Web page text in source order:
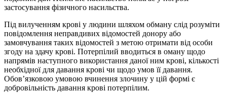
застосування фізичного насильства.
Під вилученням крові у людини шляхом обману слід розуміти
повідомлення неправдивих відомостей донору або
замовчування таких відомостей з метою отримати від особи
згоду на здачу крові. Потерпілий вводиться в оману щодо
напрямів наступного використання даної ним крові, кількості
необхідної для давання крові чи щодо умов її давання.
Обов’язковою умовою вчинення злочину у цій формі є
добровільність давання крові потерпілим.